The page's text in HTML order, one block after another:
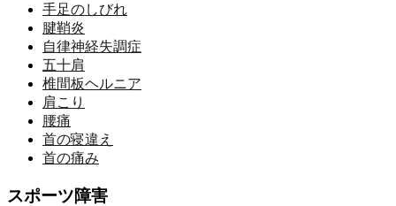
手足のしびれ
腱鞘炎
自律神経失調症
五十肩
椎間板ヘルニア
肩こり
腰痛
首の寝違え
首の痛み
スポーツ障害